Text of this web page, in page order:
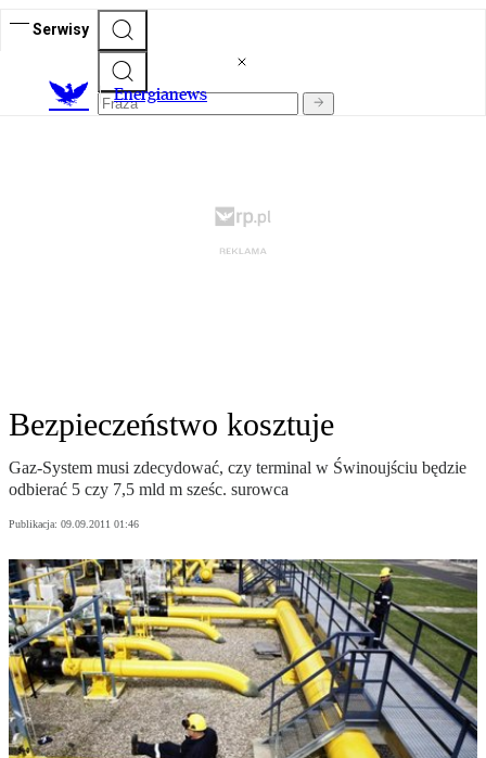
Serwisy
Energianews
Bezpieczeństwo kosztuje
Gaz-System musi zdecydować, czy terminal w Świnoujściu będzie
odbierać 5 czy 7,5 mld m sześc. surowca
Publikacja: 09.09.2011 01:46